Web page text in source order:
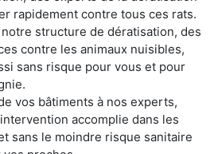
rapidement contre tous ces rats.
structure de dératisation, des
contre les animaux nuisibles,
sans risque pour vous et pour
vos bâtiments à nos experts,
accomplie dans les
sans le moindre risque sanitaire